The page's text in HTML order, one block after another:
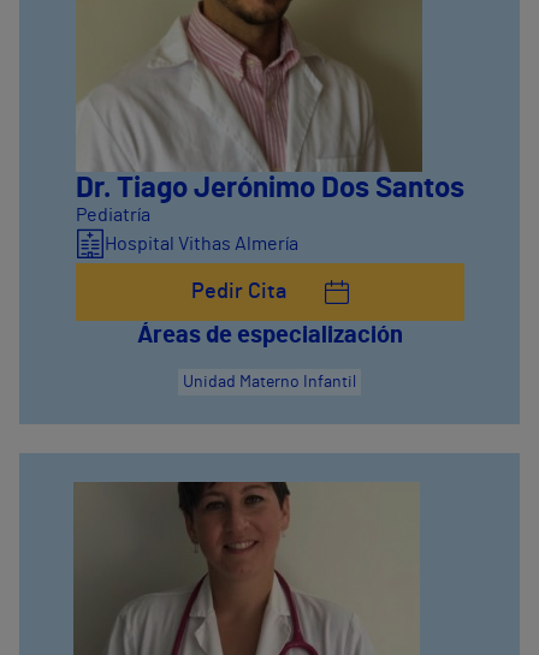
Dr. Tiago Jerónimo Dos Santos
Pediatría
Hospital Vithas Almería
Pedir Cita
Áreas de especialización
Unidad Materno Infantil